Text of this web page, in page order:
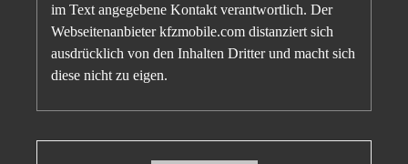
im Text angegebene Kontakt verantwortlich. Der
Webseitenanbieter kfzmobile.com distanziert sich
ausdrücklich von den Inhalten Dritter und macht sich
diese nicht zu eigen.